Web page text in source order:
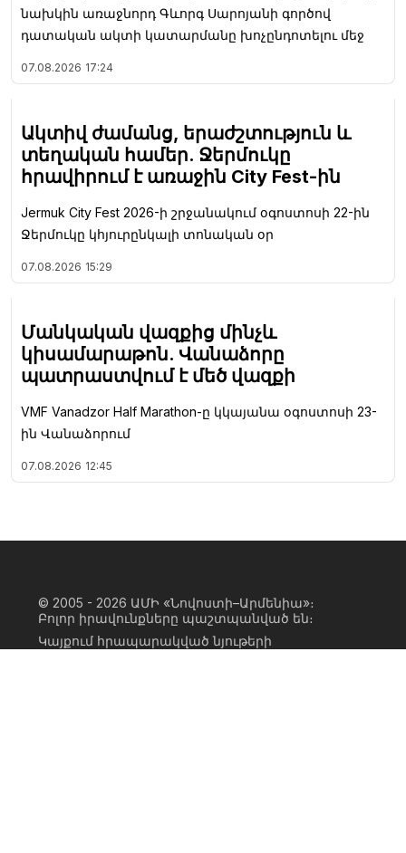
նախկին առաջնորդ Գևորգ Սարոյանի գործով
դատական ակտի կատարմանը խոչընդոտելու մեջ
07.08.2026 17:24
Ակտիվ ժամանց, երաժշտություն և
տեղական համեր. Ջերմուկը
հրավիրում է առաջին City Fest-ին
Jermuk City Fest 2026-ի շրջանակում օգոստոսի 22-ին
Ջերմուկը կհյուրընկալի տոնական օր
07.08.2026 15:29
Մանկական վազքից մինչև
կիսամարաթոն. Վանաձորը
պատրաստվում է մեծ վազքի
VMF Vanadzor Half Marathon-ը կկայանա օգոստոսի 23-
ին Վանաձորում
07.08.2026 12:45
© 2005 - 2026 ԱՄԻ «Նովոստի–Արմենիա»։
Բոլոր իրավունքները պաշտպանված են։
Կայքում հրապարակված նյութերի